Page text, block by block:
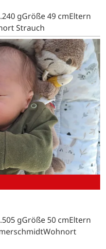
gGröße 49 cmEltern
Strauch
gGröße 50 cmEltern